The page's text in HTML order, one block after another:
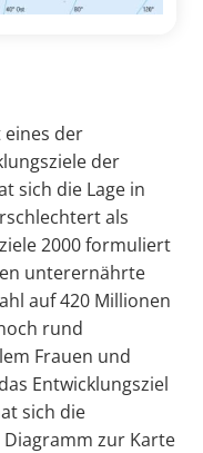
eines der
der
sich die Lage in
als
2000 formuliert
unterernährte
auf 420 Millionen
rund
Frauen und
Entwicklungsziel
sich die
zur Karte